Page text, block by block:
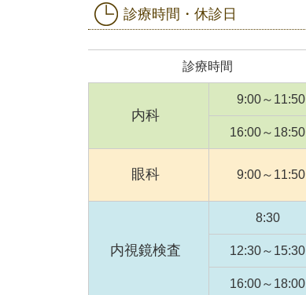
診療時間・休診日
診療時間
内科
9:00～11:50
16:00～18:50
眼科 9:00～11:50
内視鏡検査
8:30
12:30～15:30
16:00～18:00